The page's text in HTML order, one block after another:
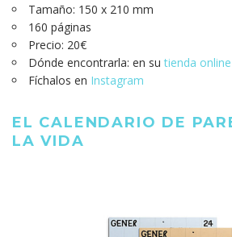
Tamaño: 150 x 210 mm
160 páginas
Precio: 20€
Dónde encontrarla: en sutienda online
Fíchalos en Instagram
EL CALENDARIO DE
LA VIDA